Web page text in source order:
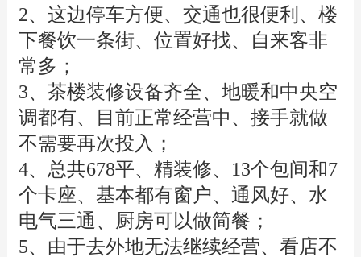
2、这边停车方便、交通也很便利、楼
下餐饮一条街、位置好找、自来客非
常多；
3、茶楼装修设备齐全、地暖和中央空
调都有、目前正常经营中、接手就做
不需要再次投入；
4、总共678平、精装修、13个包间和7
个卡座、基本都有窗户、通风好、水
电气三通、厨房可以做简餐；
5、由于去外地无法继续经营、看店不